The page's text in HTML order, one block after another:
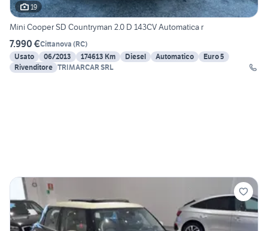
19
Mini Cooper SD Countryman 2.0 D 143CV Automatica r
7.990 €Cittanova (RC)
Usato
06/2013 174613 Km Diesel Automatico
Euro 5
Rivenditore TRIMARCAR SRL